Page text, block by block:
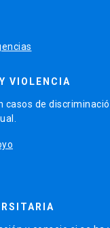
VIOLENCIA
casos de